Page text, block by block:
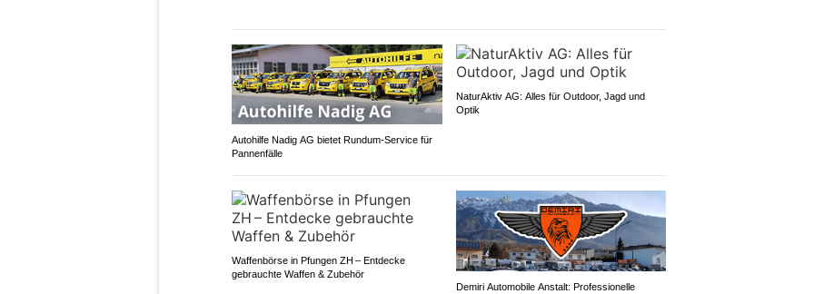
Autohilfe Nadig AG bietet Rundum‑Service für
Pannenfälle
NaturAktiv AG: Alles für Outdoor, Jagd und
Optik
Waffenbörse in Pfungen ZH – Entdecke
gebrauchte Waffen & Zubehör
Demiri Automobile Anstalt: Professionelle